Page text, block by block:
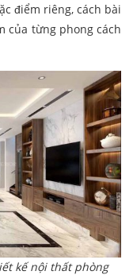
điểm riêng, cách bài
của từng phong cách
kế nội thất phòng